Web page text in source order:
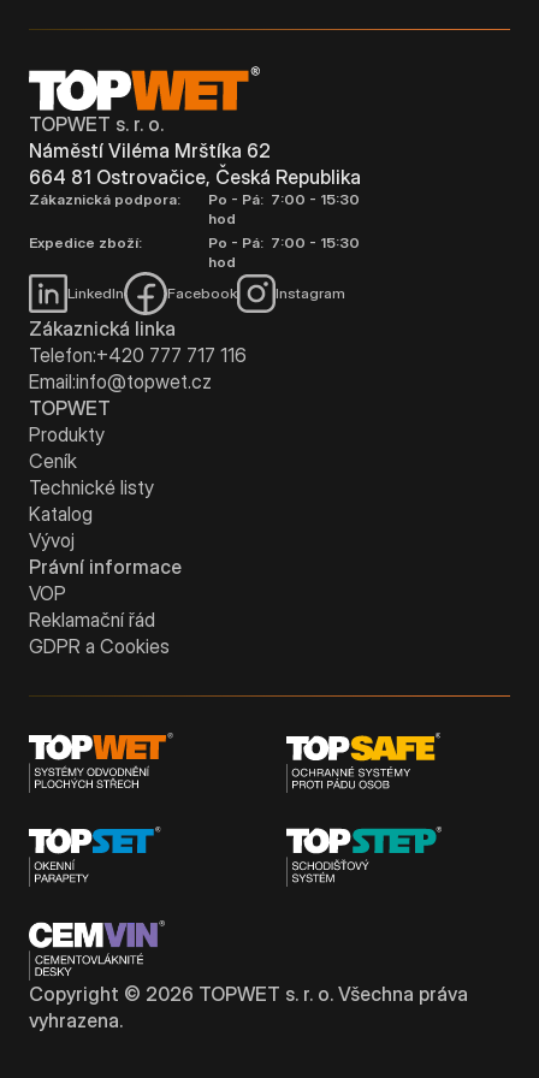
TOPWET s. r. o.
Náměstí Viléma Mrštíka 62
664 81 Ostrovačice, Česká Republika
Zákaznická podpora:
Po - Pá: 7:00 - 15:30
hod
Expedice zboží:
Po - Pá: 7:00 - 15:30
hod
LinkedIn
Facebook Instagram
Zákaznická linka
Telefon:+420 777 717 116
Email:info@topwet.cz
TOPWET
Produkty
Ceník
Technické listy
Katalog
Vývoj
Právní informace
VOP
Reklamační řád
GDPR a Cookies
Copyright © 2026 TOPWET s. r. o. Všechna práva
vyhrazena.